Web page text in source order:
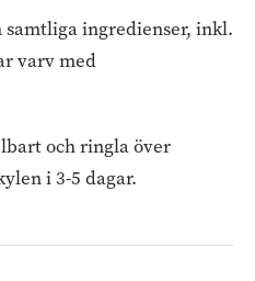
samtliga ingredienser, inkl.
varv med
och ringla över
i 3-5 dagar.